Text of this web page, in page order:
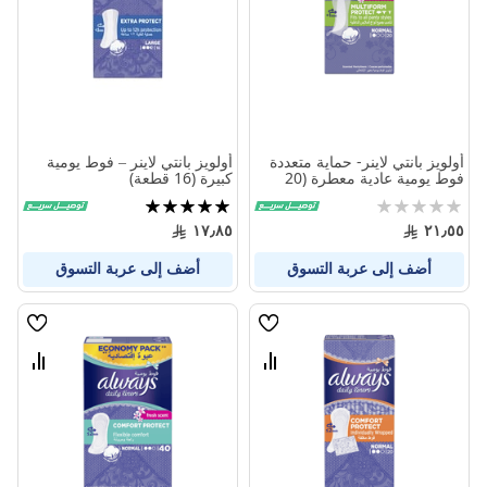
أولويز بانتي لاينر- حماية متعددة
فوط يومية عادية معطرة (20
قطعة)
Rating:
0%
٢١٫٥٥
أضف إلى عربة التسوق
أولويز بانتي لاينر – فوط يومية
كبيرة (16 قطعة)
تقييم:
100%
١٧٫٨٥
أضف إلى عربة التسوق
قائمة
قارن
قائمة
قارن